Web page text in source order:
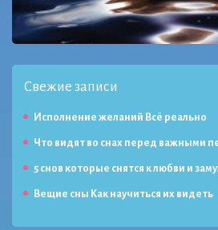
Свежие записи
Исполнение желаний Всё реально
Что видят во снах перед важными
5 снов которые снятся к любви и
Вещие сны Как научиться их видеть